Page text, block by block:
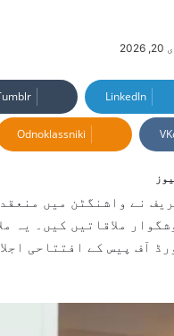
LinkedIn
Odnoklassniki
نے واشنگٹن میں
ملاقاتیں کیں۔ یہ
آف پیس کے افتتاحی